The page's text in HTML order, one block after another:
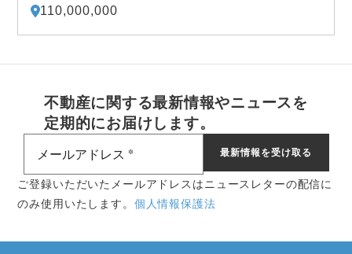
110,000,000
不動産に関する最新情報やニュースを
定期的にお届けします。
ご登録いただいたメールアドレスはニュースレターの配信に
のみ使用いたします。 個人情報保護法